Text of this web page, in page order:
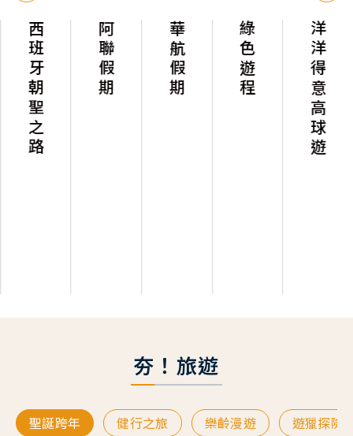
西班牙朝聖之路 阿聯假期 華航假期 綠色遊程 洋洋得意高球遊
夯！旅遊
聖誕跨年 健行之旅 樂齡漫遊 遊獵探險